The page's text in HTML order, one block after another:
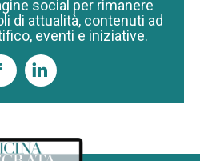
social per rimanere
di attualità, contenuti ad
eventi e iniziative.